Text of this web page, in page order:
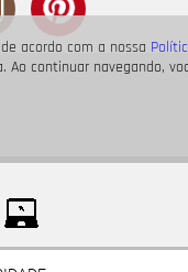
acordo com a nossa
Ao continuar navegando,